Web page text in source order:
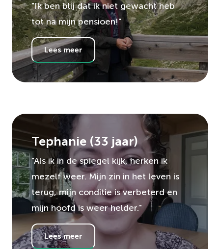
"Ik ben blij dat ik niet gewacht heb
tot na mijn pensioen!"
Lees meer
Tephanie (33 jaar)
"Als ik in de spiegel kijk, herken ik
mezelf weer. Mijn zin in het leven is
terug, mijn conditie is verbeterd en
mijn hoofd is weer helder."
Lees meer